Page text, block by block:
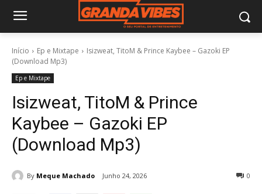
Início Ep e Mixtape
Isizweat, TitoM & Prince Kaybee – Gazoki EP
(Download Mp3)
Ep e Mixtape
Isizweat, TitoM & Prince
Kaybee – Gazoki EP
(Download Mp3)
By Meque Machado Junho 24, 2026 0